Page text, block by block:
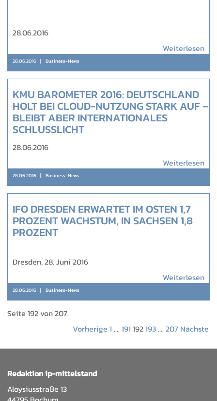
28.06.2016
Weiterlesen
28.06.2016 Business-News
KMU BAROMETER 2016: DEUTSCHLAND
HOLT BEI CLOUD-NUTZUNG STARK AUF –
BLEIBT ABER INTERNATIONALES
SCHLUSSLICHT
28.06.2016
Weiterlesen
28.06.2016 Business-News
IFO DRESDEN ERWARTET IM OSTEN 1,7
PROZENT WACHSTUM, IN SACHSEN 1,8
PROZENT
Dresden, 28. Juni 2016
Weiterlesen
28.06.2016 Business-News
Seite 192 von 207.
Vorherige 1 ....191 192193....207 Nächste
Redaktion ip-mittelstand
Aloysiusstraße 13